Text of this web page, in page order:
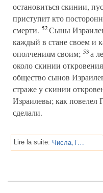
остановиться скинии,
приступит кто
смерти. 52Сыны
каждый в стане своем и
ополчениям своим; 53а
около скинии
общество сынов
страже у скинии
Израилевы; как повелел
сделали.
Lire la suite: Числа, Глава 2